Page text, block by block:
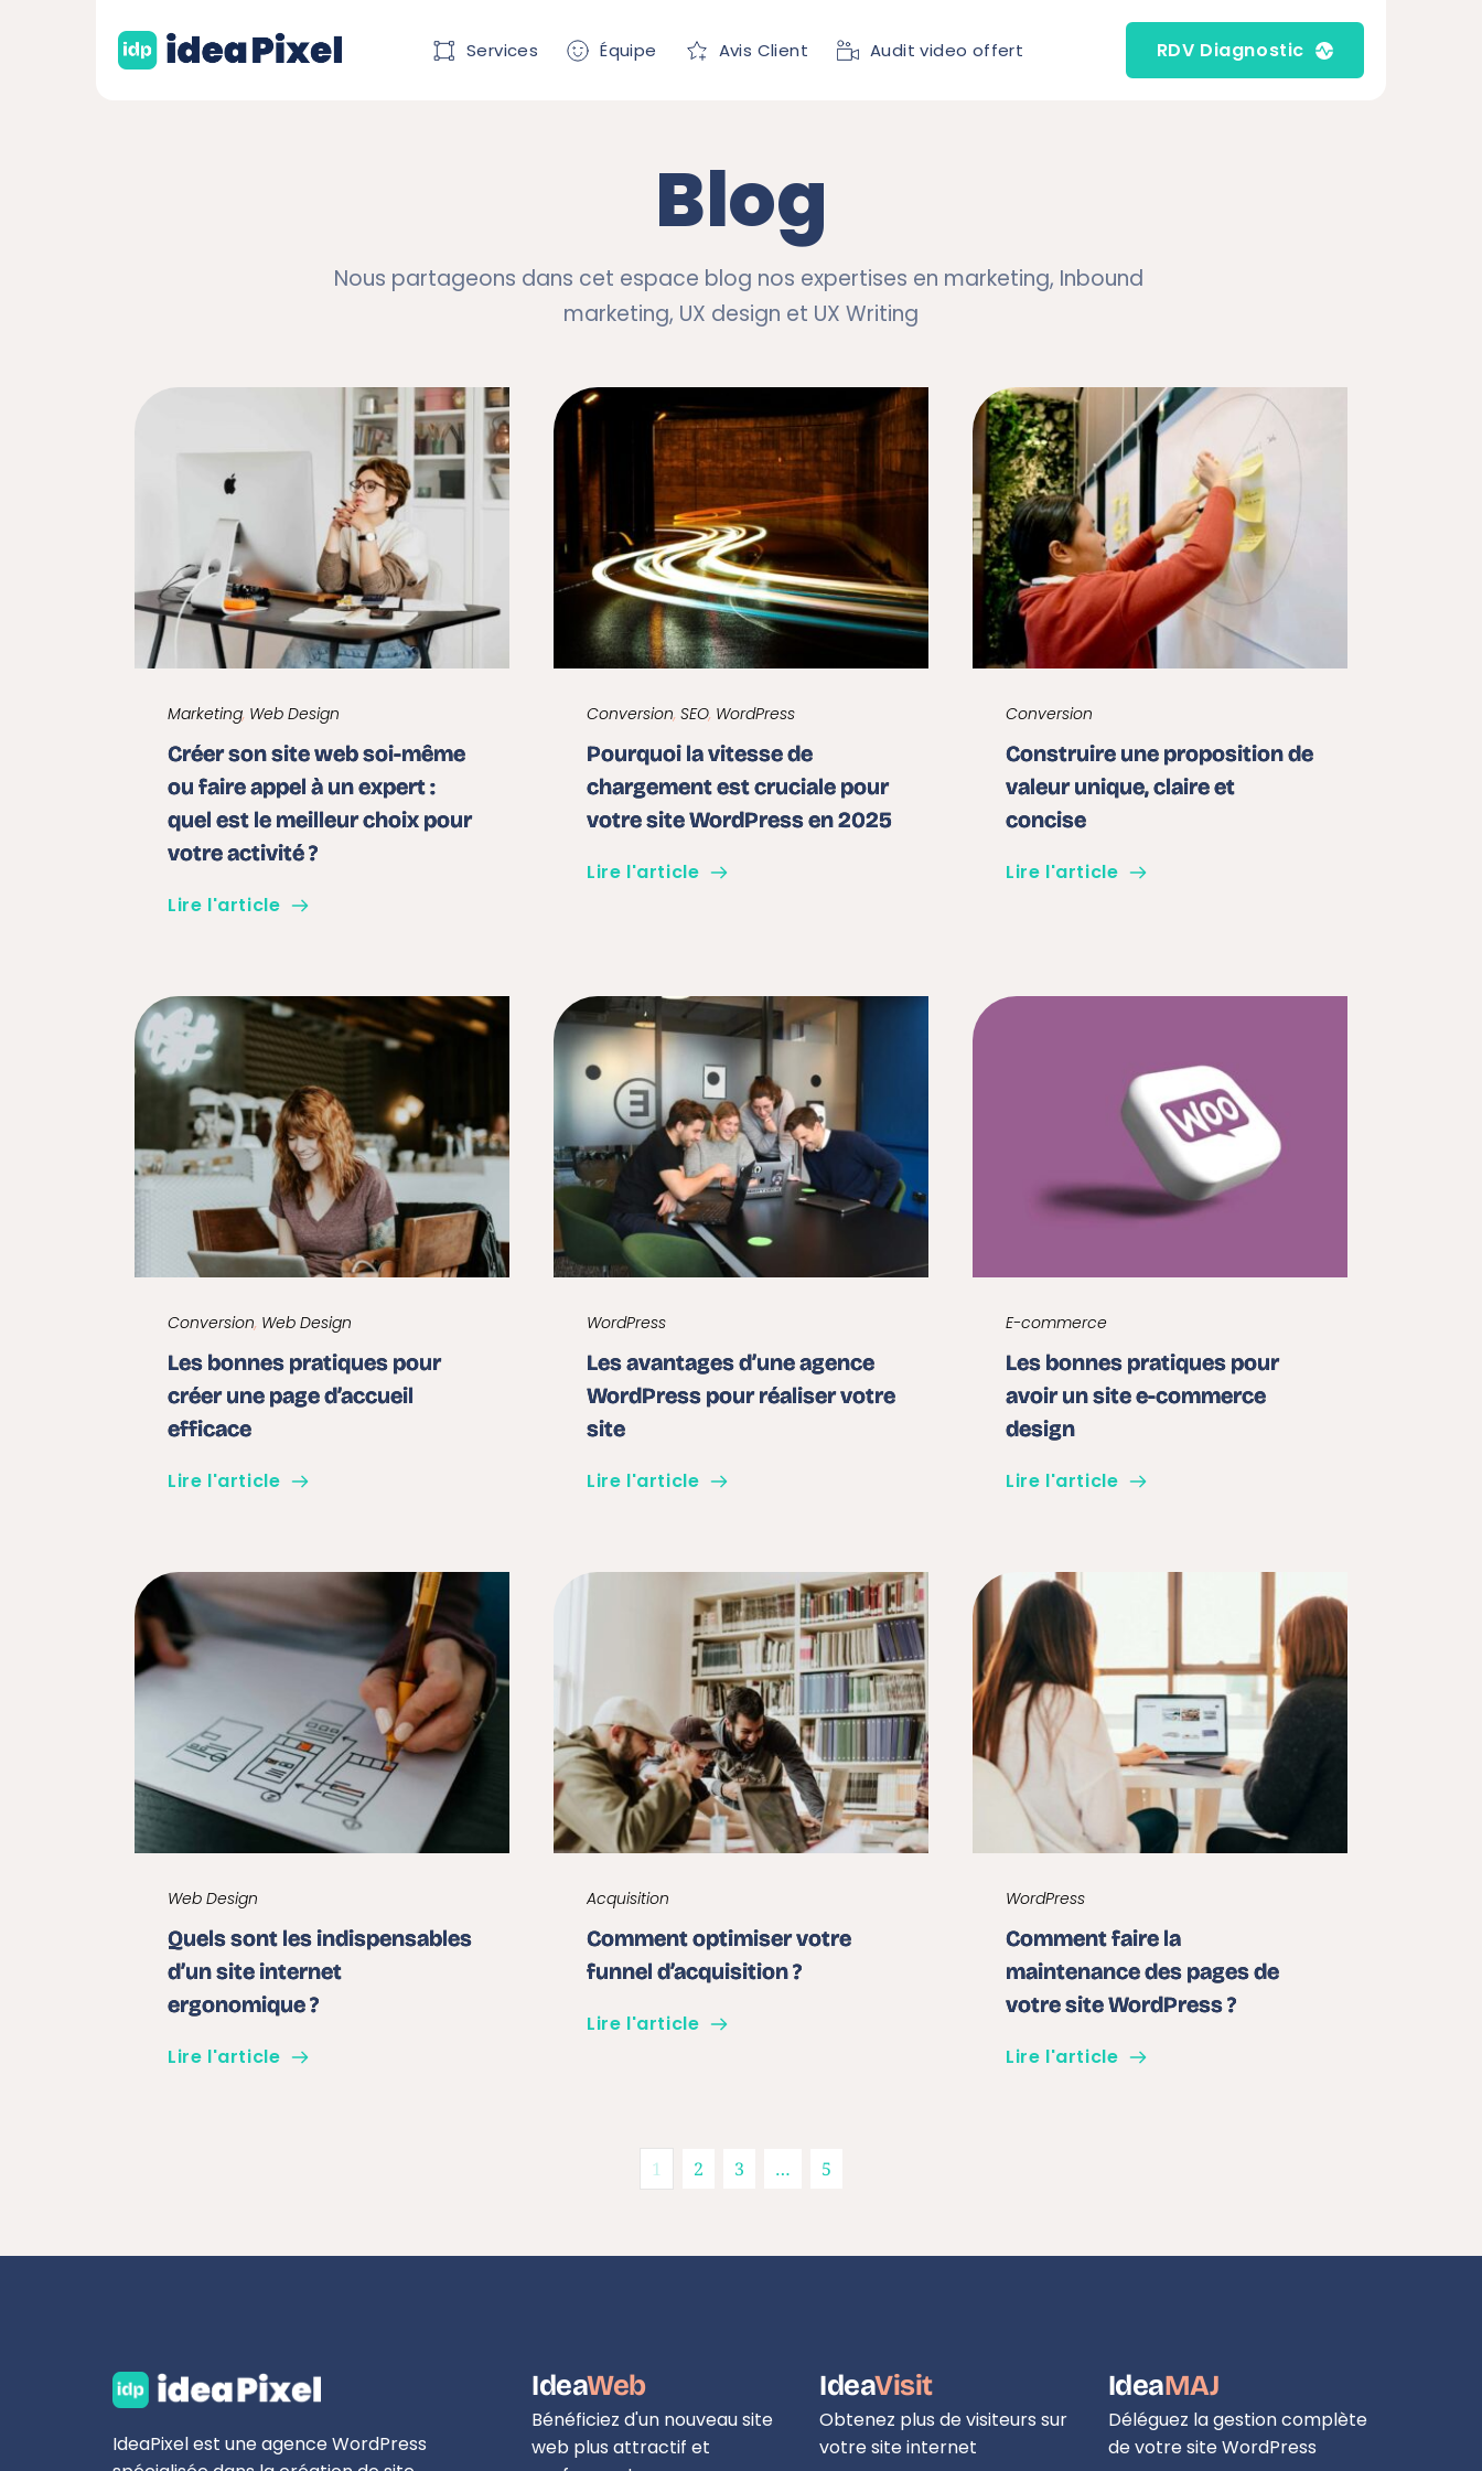
Services Équipe Avis Client Audit video offert RDV Diagnostic
Blog
Nous partageons dans cet espace blog nos expertises en marketing, Inbound
marketing, UX design et UX Writing
Marketing, Web Design
Créer son site web soi-même
ou faire appel à un expert :
quel est le meilleur choix pour
votre activité ?
Lire l'article
Conversion, SEO, WordPress
Pourquoi la vitesse de
chargement est cruciale pour
votre site WordPress en 2025
Lire l'article
Conversion
Construire une proposition de
valeur unique, claire et
concise
Lire l'article
Conversion, Web Design
Les bonnes pratiques pour
créer une page d’accueil
efficace
Lire l'article
WordPress
Les avantages d’une agence
WordPress pour réaliser votre
site
Lire l'article
E-commerce
Les bonnes pratiques pour
avoir un site e-commerce
design
Lire l'article
Web Design
Quels sont les indispensables
d’un site internet
ergonomique ?
Lire l'article
Acquisition
Comment optimiser votre
funnel d’acquisition ?
Lire l'article
WordPress
Comment faire la
maintenance des pages de
votre site WordPress ?
Lire l'article
1 2 3 … 5
IdeaPixel est une agence WordPress
IdeaWeb
Bénéficiez d'un nouveau site
web plus attractif et
IdeaVisit
Obtenez plus de visiteurs sur
votre site internet
IdeaMAJ
Déléguez la gestion complète
de votre site WordPress